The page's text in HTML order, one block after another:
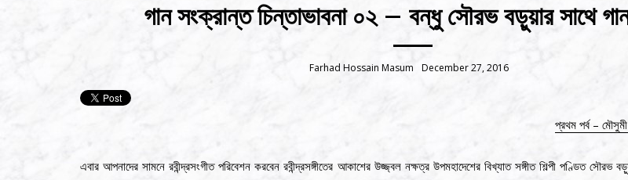
গান সংক্রান্ত চিন্তাভাবনা ০২ – বন্ধু সৌরভ বড়ুয়ার সাথে
Farhad Hossain Masum December 27, 2016
প্রথম পর্ব –
এবার আপনাদের সামনে রবীন্দ্রসংগীত পরিবেশন করবেন রবীন্দ্রসঙ্গীতের আকাশের উজ্জ্বল নক্ষত্র উপমহাদেশের বিখ্যাত সঙ্গীত শিল্পী পণ্ডিত